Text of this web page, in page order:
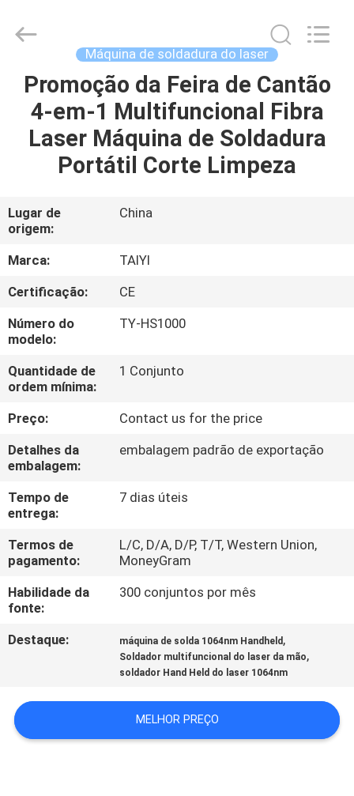
CASA
PRODUTOS
SOBRE
NÓS
VISITA
À
FÁBRICA
CONTATE-
NOS
NOTÍCIA
SOLUÇÃO
MAPA
SITE
PRIVACY
POLICY
Technology
Company
Reserved.
Máquina de soldadura do laser
Promoção da Feira de Cantão
4-em-1 Multifuncional Fibra
Laser Máquina de Soldadura
Portátil Corte Limpeza
Lugar de
origem:
China
Marca:
TAIYI
Certificação:
CE
Número do
modelo:
TY-HS1000
Quantidade de
ordem mínima:
1 Conjunto
Preço:
Contact us for the price
Detalhes da
embalagem:
embalagem padrão de exportação
Tempo de
entrega:
7 dias úteis
Termos de
pagamento:
L/C, D/A, D/P, T/T, Western Union,
MoneyGram
Habilidade da
fonte:
300 conjuntos por mês
Destaque: máquina de solda 1064nm Handheld ,
Soldador multifuncional do laser da mão,
soldador Hand Held do laser 1064nm
MELHOR PREÇO